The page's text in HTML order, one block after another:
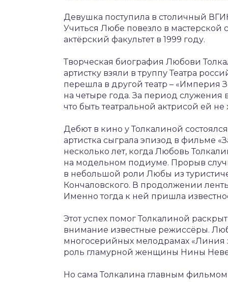
Девушка поступила в столичный
Учиться Любе повезло в мастерской
актёрский факультет в 1999 году.
Творческая биография Любови
артистку взяли в труппу Театра
перешла в другой театр – «Империя
на четыре года. За период служения
что быть театральной актрисой ей
Дебют в кино у Толкалиной
артистка сыграла эпизод в фильме
несколько лет, когда Любовь
на модельном подиуме. Прорыв
в небольшой роли Любы из
Кончаловского. В продолжении
Именно тогда к ней пришла
Этот успех помог Толкалиной
внимание известные режиссёры.
многосерийных мелодрамах «Линия
роль гламурной женщины Нины
Но сама Толкалина главным